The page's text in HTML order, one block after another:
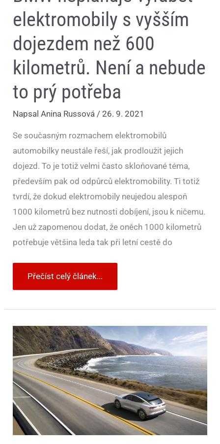
elektromobily s vyšším
dojezdem než 600
kilometrů. Není a nebude
to prý potřeba
NapsalAnina Russová/26. 9. 2021
Se současným rozmachem elektromobilů
automobilky neustále řeší, jak prodloužit jejich
dojezd. To je totiž velmi často skloňované téma,
především pak od odpůrců elektromobility. Ti totiž
tvrdí, že dokud elektromobily neujedou alespoň
1000 kilometrů bez nutnosti dobíjení, jsou k ničemu.
Jen už zapomenou dodat, že oněch 1000 kilometrů
potřebuje většina leda tak při letní cestě do
Přečíst celý článek...
Ford
Mustang
Mach-
E
dojede
z
mnoha
evropských
metropolí
nejbližšímu
moři
na
jedno